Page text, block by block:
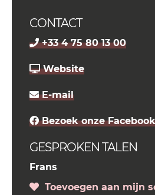
CONTACT
+33 4 75 80 13 00
Website
E-mail
Bezoek onze
GESPROKEN TALEN
Frans
Toevoegen aan mijn